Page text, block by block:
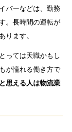
バーなどは、勤務
。長時間の運転が
ります。
っては天職かもし
が憧れる働き方で
思える人は物流業